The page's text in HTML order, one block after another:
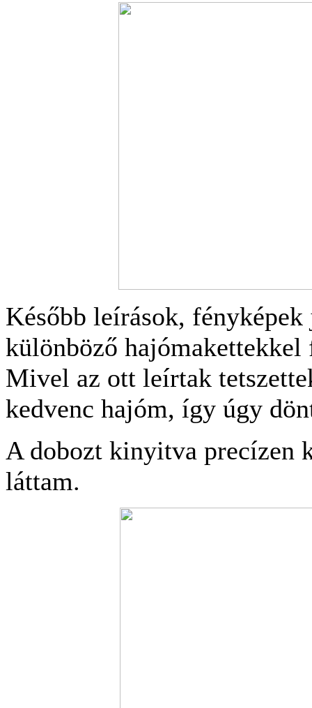
Később leírások,
különböző
Mivel az ott leírtak
kedvenc hajóm, így úgy
A dobozt kinyitva precízen
láttam.